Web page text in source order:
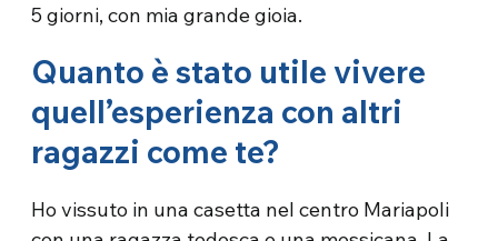
5 giorni, con mia grande gioia.
Quanto è stato utile vivere
quell’esperienza con altri
ragazzi come te?
Ho vissuto in una casetta nel centro Mariapoli